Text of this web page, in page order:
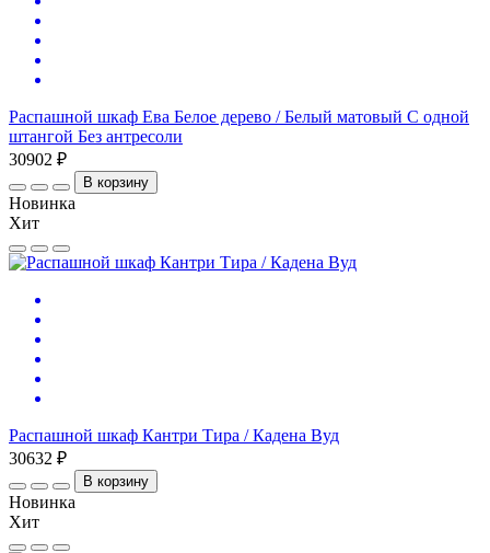
Распашной шкаф Ева Белое дерево / Белый матовый С одной
штангой Без антресоли
30902 ₽
В корзину
Новинка
Хит
Распашной шкаф Кантри Тира / Кадена Вуд
30632 ₽
В корзину
Новинка
Хит